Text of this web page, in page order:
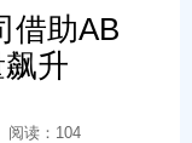
借助AB
升
阅读： 104